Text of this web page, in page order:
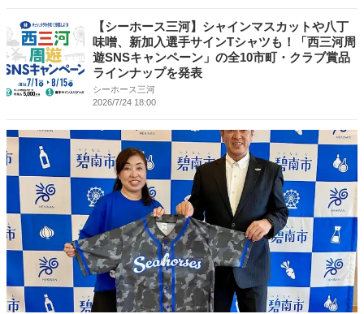
【シーホース三河】シャインマスカットや八丁
味噌、新加入選手サインTシャツも！「西三河周
遊SNSキャンペーン」の全10市町・クラブ賞品
ラインナップを発表
シーホース三河
2026/7/24 18:00